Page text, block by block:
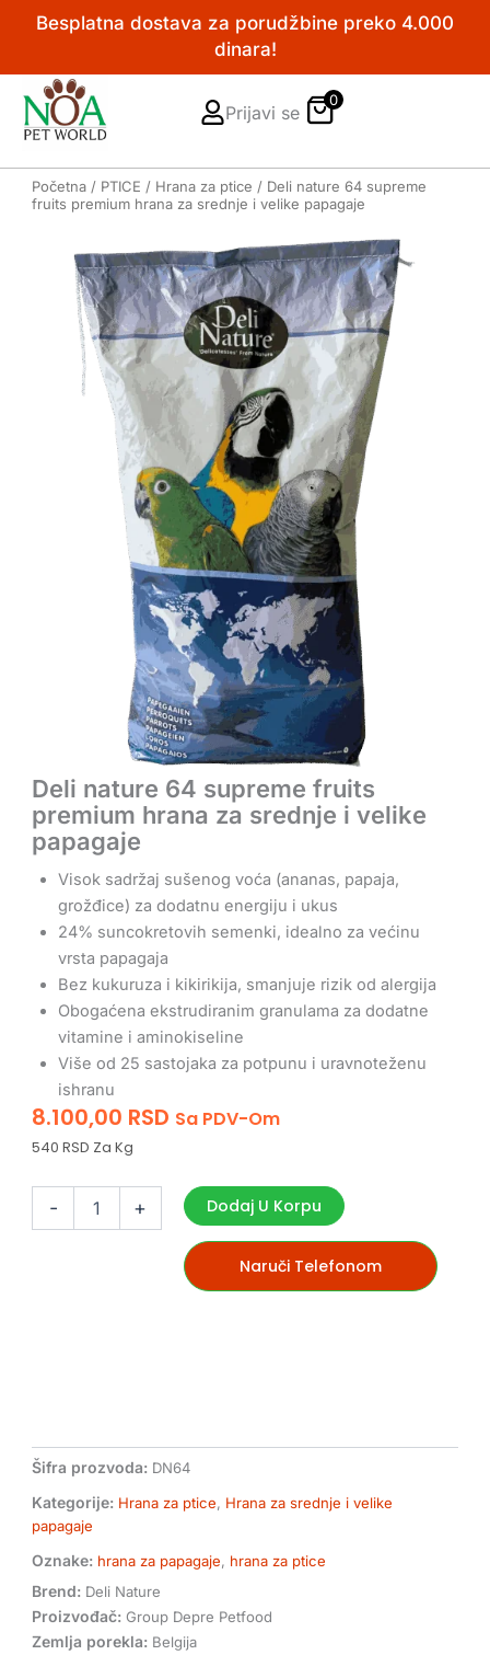
PređiBesplatna dostava za porudžbine preko 4.000
dinara!
Prijavi se
0
Početna / PTICE / Hrana za ptice / Deli nature 64 supreme
fruits premium hrana za srednje i velike papagaje
Deli nature 64 supreme fruits
premium hrana za srednje i velike
papagaje
Visok sadržaj sušenog voća (ananas, papaja,
grožđice) za dodatnu energiju i ukus
24% suncokretovih semenki, idealno za većinu
vrsta papagaja
Bez kukuruza i kikirikija, smanjuje rizik od alergija
Obogaćena ekstrudiranim granulama za dodatne
vitamine i aminokiseline
Više od 25 sastojaka za potpunu i uravnoteženu
ishranu​
8.100,00 RSD Sa PDV-Om
540 RSD Za Kg
- + Dodaj U Korpu
Naruči Telefonom
Šifra prozvoda: DN64
Kategorije: Hrana za ptice, Hrana za srednje i velike
papagaje
Oznake: hrana za papagaje, hrana za ptice
Brend: Deli Nature
Proizvođač: Group Depre Petfood
Zemlja porekla: Belgija